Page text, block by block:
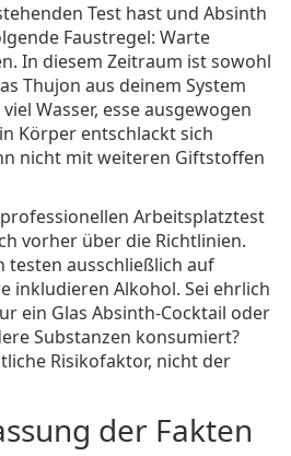
Test hast und Absinth
Faustregel: Warte
In diesem Zeitraum ist sowohl
Thujon aus deinem System
Wasser, esse ausgewogen
Körper entschlackt sich
nicht mit weiteren Giftstoffen
Arbeitsplatztest
vorher über die Richtlinien.
testen ausschließlich auf
inkludieren Alkohol. Sei ehrlich
ein Glas Absinth-Cocktail oder
Substanzen konsumiert?
Risikofaktor, nicht der
der Fakten